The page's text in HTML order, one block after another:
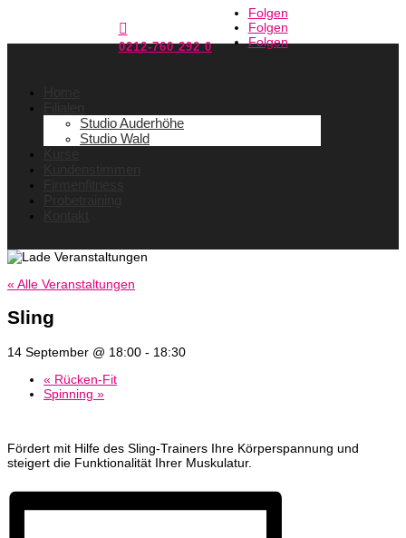

0212-760 292 0
Folgen
Folgen
Folgen
Studio Auderhöhe
Studio Wald
« Alle Veranstaltungen
Sling
14 September @ 18:00 - 18:30
« Rücken-Fit
Spinning »
Fördert mit Hilfe des Sling-Trainers Ihre Körperspannung und
steigert die Funktionalität Ihrer Muskulatur.